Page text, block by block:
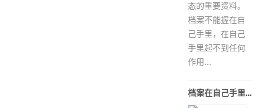
态的重要资料。
档案不能握在自
己手里，在自己
手里起不到任何
作用...
档案在自己手里怎么办，拆开了怎么重